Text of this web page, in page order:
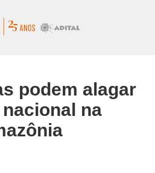
podem alagar
na